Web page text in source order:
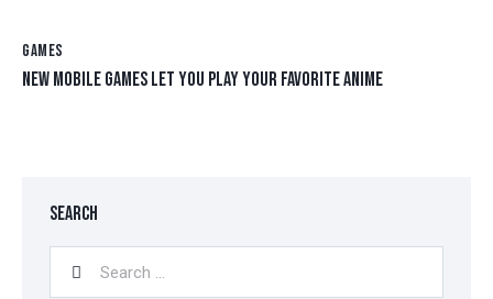
GAMES
NEW MOBILE GAMES LET YOU PLAY YOUR FAVORITE ANIME
SEARCH